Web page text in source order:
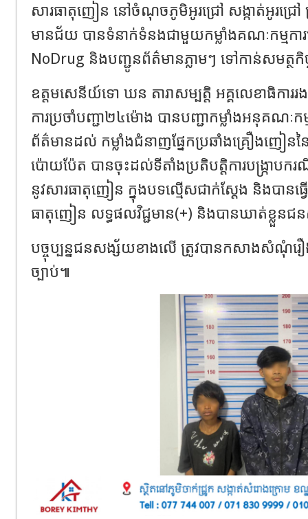
សារធាតុញៀន នៅចំណុច​ភូមិ​អូរជ្រៅ​ សង្កាត់​អូរជ្រៅ​
មានជ័យ​ បានទំនាក់ទំនងជាមួយកម្លាំងគណៈកម្មការ
NoDrug និងបញ្ជូនព័ត៌មានភ្លាមៗ ទៅកាន់សមត្ថ
ឧត្ដមសេនីយ៍ទោ ឃន តារាសម្បត្តិ អគ្គលេខាធិការ
ការប្រចាំបញ្ជា២៤ម៉ោង បានបញ្ជាកម្លាំងអនុគណៈក
ព័ត៌មានដល់​ កម្លាំង​ជំនាញ​ផ្នែក​ប្រឆាំង​គ្រឿងញៀន​ន
ប៉ោយប៉ែត​ បានចុះដល់ទីតាំងប្រតិបត្តិការបង្ក្រាបក
នូវ​សារធាតុ​ញៀន​ ក្នុង​បទល្មើស​ជាក់ស្ដែង​ និង​បានធ្វ
ធាតុ​ញៀន​ លទ្ធផល​វិជ្ជមាន​(+)​ និង​បាន​ឃាត់​ខ្លួន​
បច្ចុប្បន្នជនសង្ស័យខាងលេី​ ត្រូវ​បាន​កសាងសំណុំ​រឿ
ច្បាប់៕